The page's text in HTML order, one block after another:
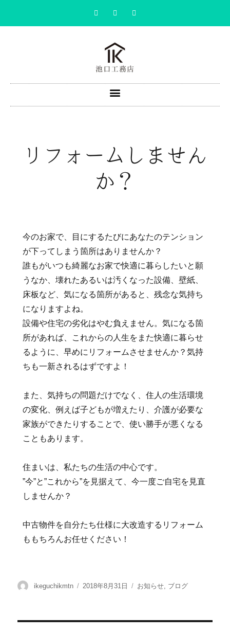
リフォームしません
か？
今のお家で、目にするたびにあなたのテンション
が下ってしまう箇所はありませんか？
誰もがいつも綺麗なお家で快適に暮らしたいと願
うなか、壊れたあるいは汚くなった設備、壁紙、
床板など、気になる箇所があると、残念な気持ち
になりますよね。
設備や住宅の劣化はやむ負えません。気になる箇
所があれば、これからの人生をまた快適に暮らせ
るように、早めにリフォームさせませんか？気持
ちも一新されるはずですよ！
また、気持ちの問題だけでなく、住人の生活環境
の変化、例えば子どもが増えたり、介護が必要な
家族ができたりすることで、使い勝手が悪くなる
こともあります。
住まいは、私たちの生活の中心です。
”今”と”これから”を見据えて、今一度ご自宅を見直
しませんか？
中古物件を自分たち仕様に大改造するリフォーム
ももちろんお任せください！
ikeguchikmtn 2018年8月31日 お知らせ, ブログ